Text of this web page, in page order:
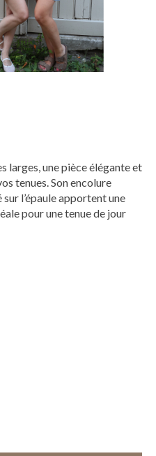
larges, une pièce élégante et
tenues. Son encolure
l’épaule apportent une
pour une tenue de jour